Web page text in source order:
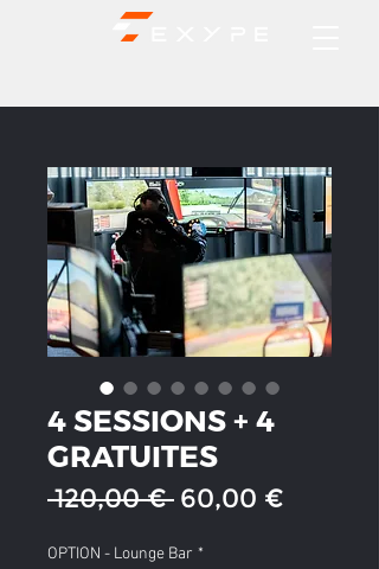
4 SESSIONS + 4
GRATUITES
120,00 € Prix
60,00 €
OPTION - Lounge Bar *